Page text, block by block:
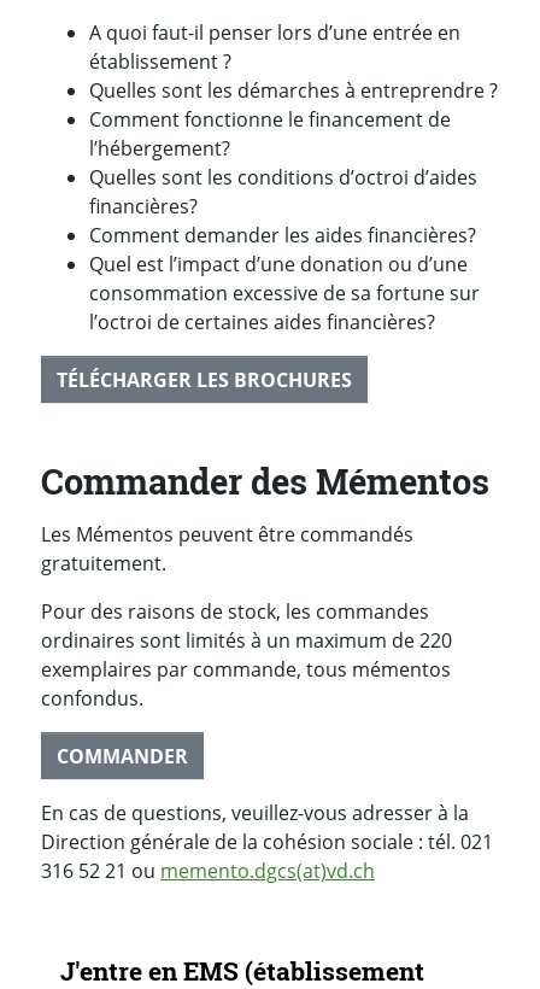
A quoi faut-il penser lors d’une entrée en
établissement ?
Quelles sont les démarches à entreprendre ?
Comment fonctionne le financement de
l’hébergement?
Quelles sont les conditions d’octroi d’aides
financières?
Comment demander les aides financières?
Quel est l’impact d’une donation ou d’une
consommation excessive de sa fortune sur
l’octroi de certaines aides financières?
TÉLÉCHARGER LES BROCHURES
Commander des Mémentos
Les Mémentos peuvent être commandés
gratuitement.
Pour des raisons de stock, les commandes
ordinaires sont limités à un maximum de 220
exemplaires par commande, tous mémentos
confondus.
COMMANDER
En cas de questions, veuillez-vous adresser à la
Direction générale de la cohésion sociale : tél. 021
316 52 21 ou memento.dgcs(at)vd.ch
Navigation secondaire
J'entre en EMS (établissement